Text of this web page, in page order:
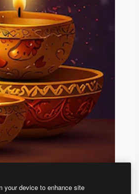
す。
your device to enhance site